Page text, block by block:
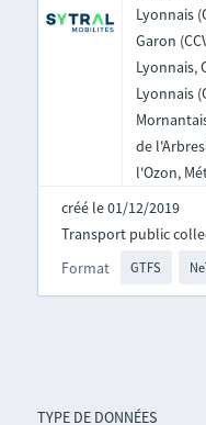
TYPE DE DONNÉES
Lyonnais
Garon
Lyonnais,
Lyonnais
de
l'Ozon,
créé le 01/12/2019
Format GTFS
Transport public